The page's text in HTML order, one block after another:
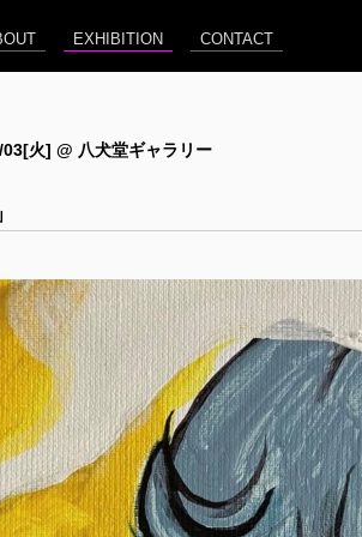
EXHIBITION CONTACT
火] @ 八犬堂ギャラリー